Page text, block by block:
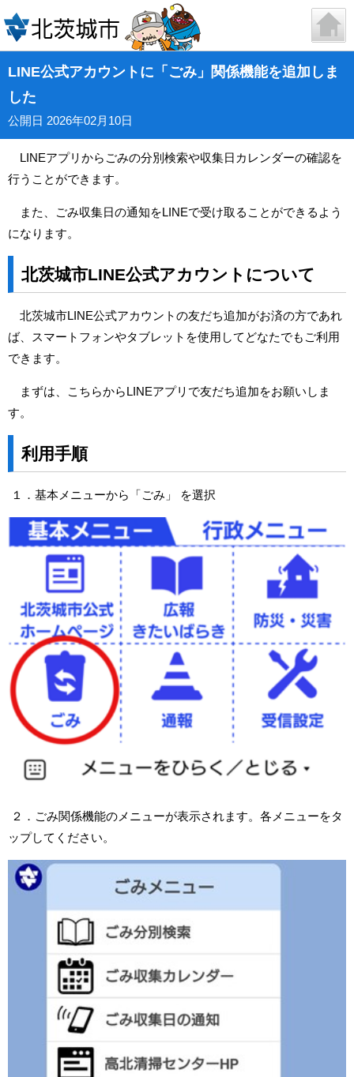
LINE公式アカウントに「ごみ」関係機能を追加しま
した
公開日 2026年02月10日
LINEアプリからごみの分別検索や収集日カレンダーの確認を
行うことができます。
また、ごみ収集日の通知をLINEで受け取ることができるよう
になります。
北茨城市LINE公式アカウントについて
北茨城市LINE公式アカウントの友だち追加がお済の方であれ
ば、スマートフォンやタブレットを使用してどなたでもご利用
できます。
まずは、 こちらからLINEアプリで友だち追加をお願いしま
す。
利用手順
１．基本メニューから「ごみ」 を選択
２．ごみ関係機能のメニューが表示されます。各メニューをタ
ップしてください。